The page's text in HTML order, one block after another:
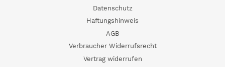
Datenschutz
Haftungshinweis
AGB
Verbraucher Widerrufsrecht
Vertrag widerrufen